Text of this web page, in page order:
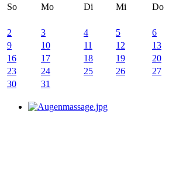
So
Mo Di Mi Do
2
3 4 5 6
9
10 11 12 13
16
17 18 19 20
23
24 25 26 27
30
31